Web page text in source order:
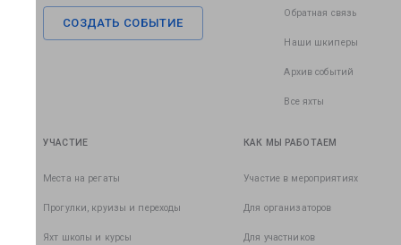
СОЗДАТЬ СОБЫТИЕ
Обратная связь
Наши шкиперы
Архив событий
Все яхты
УЧАСТИЕ
Места на регаты
Прогулки, круизы и переходы
Яхт школы и курсы
КАК МЫ РАБОТАЕМ
Участие в мероприятиях
Для организаторов
Для участников